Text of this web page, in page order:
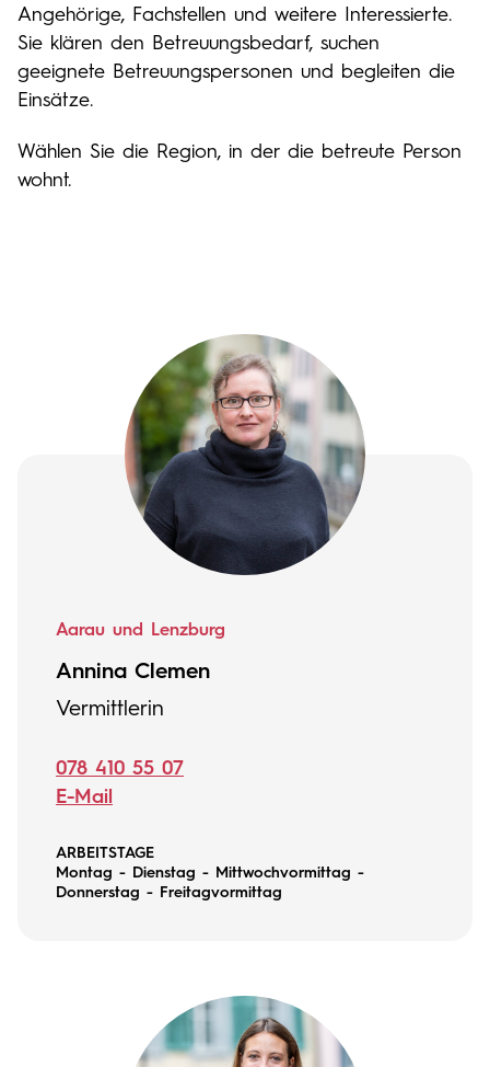
Angehörige, Fachstellen und weitere Interessierte.
Sie klären den Betreuungsbedarf, suchen
geeignete Betreuungspersonen und begleiten die
Einsätze.
Wählen Sie die Region, in der die betreute Person
wohnt.
Aarau und Lenzburg
Annina Clemen
Vermittlerin
078 410 55 07
E-Mail
ARBEITSTAGE
Montag - Dienstag - Mittwochvormittag -
Donnerstag - Freitagvormittag